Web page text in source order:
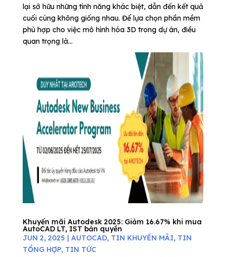
lại sở hữu những tính năng khác biệt, dẫn đến kết quả
cuối cùng không giống nhau. Để lựa chọn phần mềm
phù hợp cho việc mô hình hóa 3D trong dự án, điều
quan trọng là...
Khuyến mãi Autodesk 2025: Giảm 16.67% khi mua
AutoCAD LT, IST bản quyền
JUN 2, 2025 | AUTOCAD, TIN KHUYẾN MÃI, TIN
TỔNG HỢP, TIN TỨC